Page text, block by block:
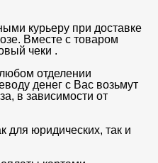
курьеру при доставке
Вместе с товаром
чеки .
отделении
денег с Вас возьмут
в зависимости от
для юридических, так и